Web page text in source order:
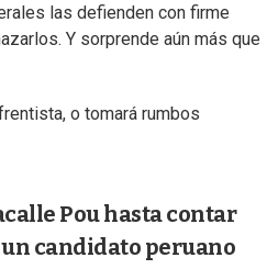
las defienden con firme
Y sorprende aún más que
o tomará rumbos
Pou hasta contar
candidato peruano